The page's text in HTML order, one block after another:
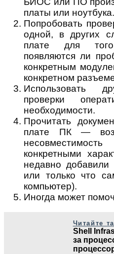
платы или ноутбука.
Попробовать
одной, в других
плате для
появляются ли
конкретным
конкретном
Использовать
проверки
необходимости.
Прочитать
плате ПК —
конкретными
недавно
или только что
компьютер).
Иногда может
Читайте
Shell
за